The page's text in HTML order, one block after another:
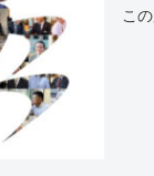
こ